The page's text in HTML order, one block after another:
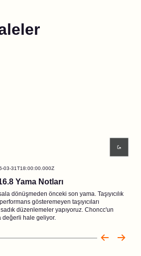
03-31T18:00:00.000Z
Yama Notları
dönüşmeden önceki son yama. Taşıyıcılık
gösteremeyen taşıyıcıları
düzenlemeler yapıyoruz. Choncc'un
değerli hale geliyor.